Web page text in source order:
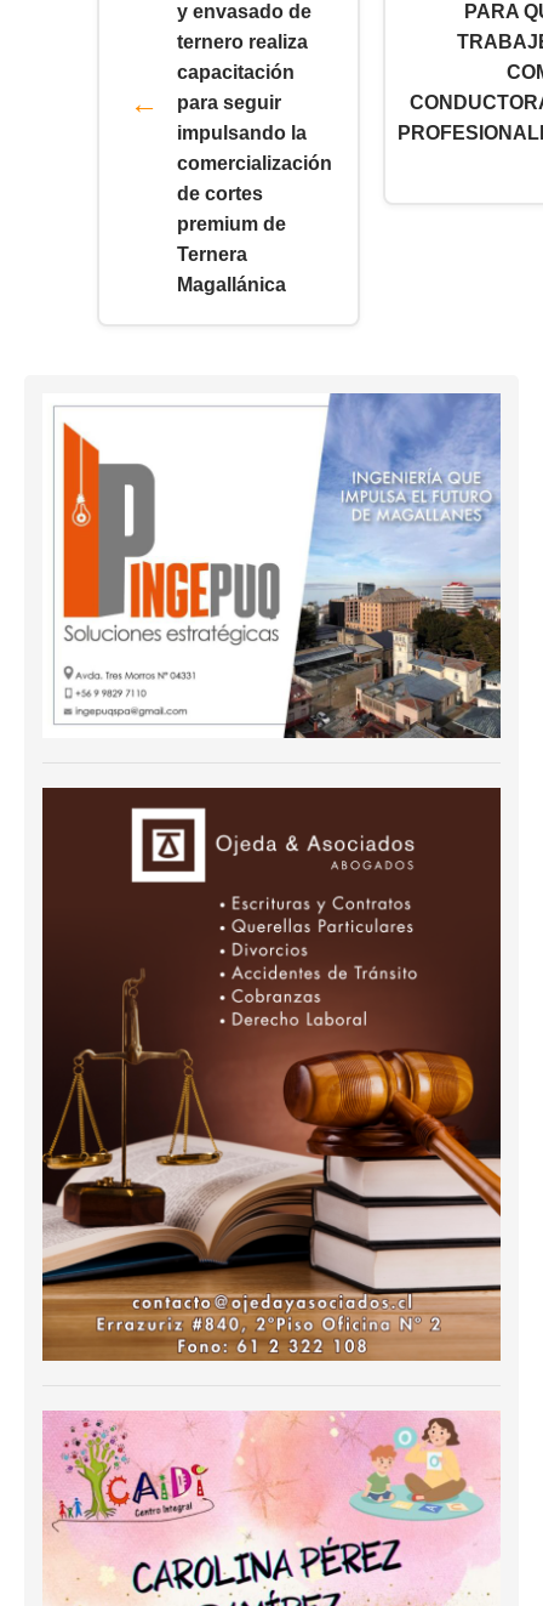
y envasado de
ternero realiza
capacitación
para seguir
impulsando la
comercialización
de cortes
premium de
Ternera
Magallánica
PARA